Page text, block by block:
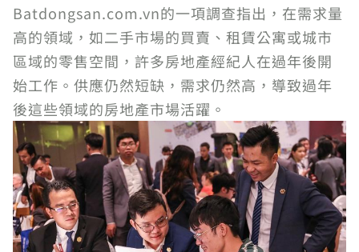
Batdongsan.com.vn的一項調查指出，在需求量
高的領域，如二手市場的買賣、租賃公寓或城市
區域的零售空間，許多房地產經紀人在過年後開
始工作。供應仍然短缺，需求仍然高，導致過年
後這些領域的房地產市場活躍。